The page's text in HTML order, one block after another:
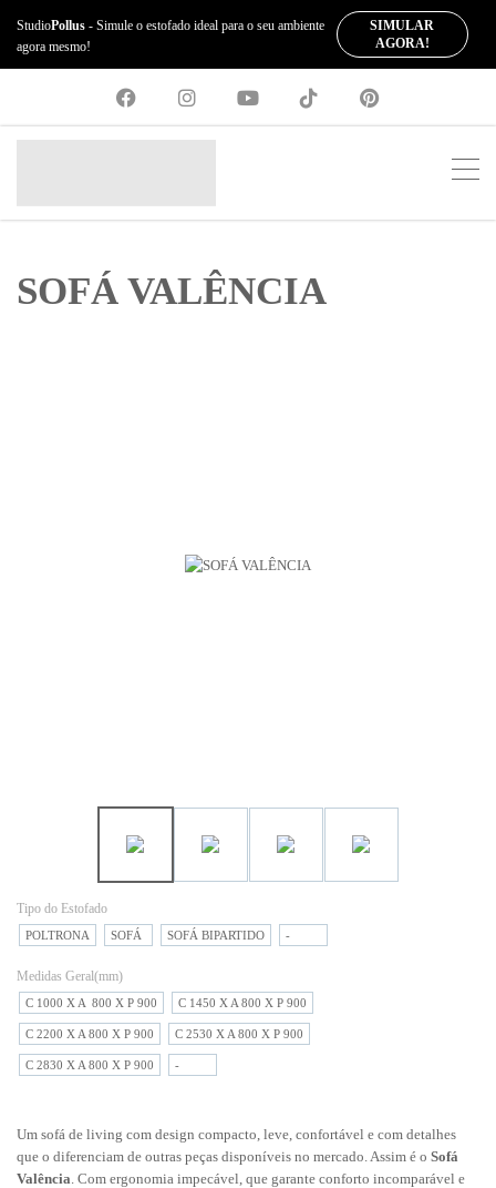
StudioPollus - Simule o estofado ideal para o seu ambiente
agora mesmo!
SIMULAR
AGORA!
SOFÁ VALÊNCIA
Tipo do Estofado
POLTRONA SOFÁ SOFÁ BIPARTIDO -
Medidas Geral(mm)
C 1000 X A  800 X P 900 C 1450 X A 800 X P 900
C 2200 X A 800 X P 900 C 2530 X A 800 X P 900
C 2830 X A 800 X P 900 -
Um sofá de living com design compacto, leve, confortável e com detalhes
que o diferenciam de outras peças disponíveis no mercado. Assim é o Sofá
Valência . Com ergonomia impecável, que garante conforto incomparável e